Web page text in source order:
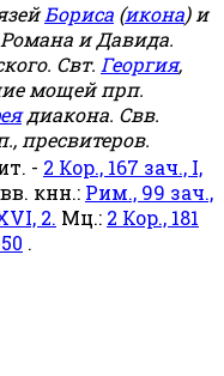
Бориса (икона) и
и Давида.
Свт. Георгия,
мощей прп.
диакона. Свв.
пресвитеров.
- 2 Кор., 167 зач., I,
кнн.: Рим., 99 зач.,
2. Мц.: 2 Кор., 181
.